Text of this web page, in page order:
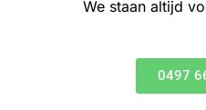
We staan altijd
0497